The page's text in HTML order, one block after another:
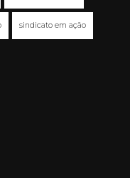
sindicato em ação